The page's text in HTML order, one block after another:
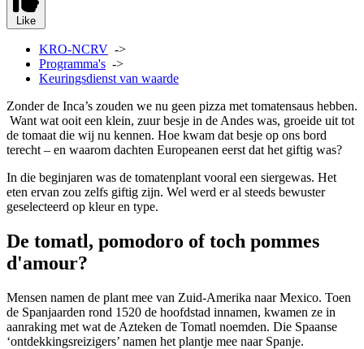
Like
KRO-NCRV ->
Programma's ->
Keuringsdienst van waarde
Zonder de Inca’s zouden we nu geen pizza met tomatensaus hebben.
Want wat ooit een klein, zuur besje in de Andes was, groeide uit tot
de tomaat die wij nu kennen. Hoe kwam dat besje op ons bord
terecht – en waarom dachten Europeanen eerst dat het giftig was?
In die beginjaren was de tomatenplant vooral een siergewas. Het
eten ervan zou zelfs giftig zijn. Wel werd er al steeds bewuster
geselecteerd op kleur en type.
De tomatl, pomodoro of toch pommes
d'amour?
Mensen namen de plant mee van Zuid-Amerika naar Mexico. Toen
de Spanjaarden rond 1520 de hoofdstad innamen, kwamen ze in
aanraking met wat de Azteken de Tomatl noemden. Die Spaanse
‘ontdekkingsreizigers’ namen het plantje mee naar Spanje.